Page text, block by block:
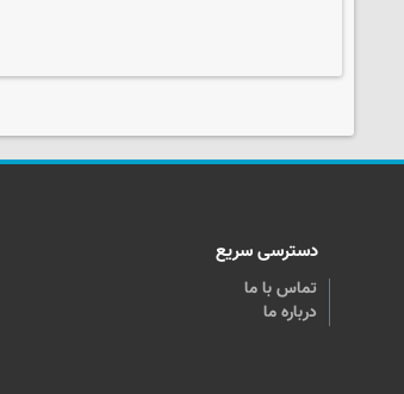
دسترسی سریع
تماس با ما
درباره ما